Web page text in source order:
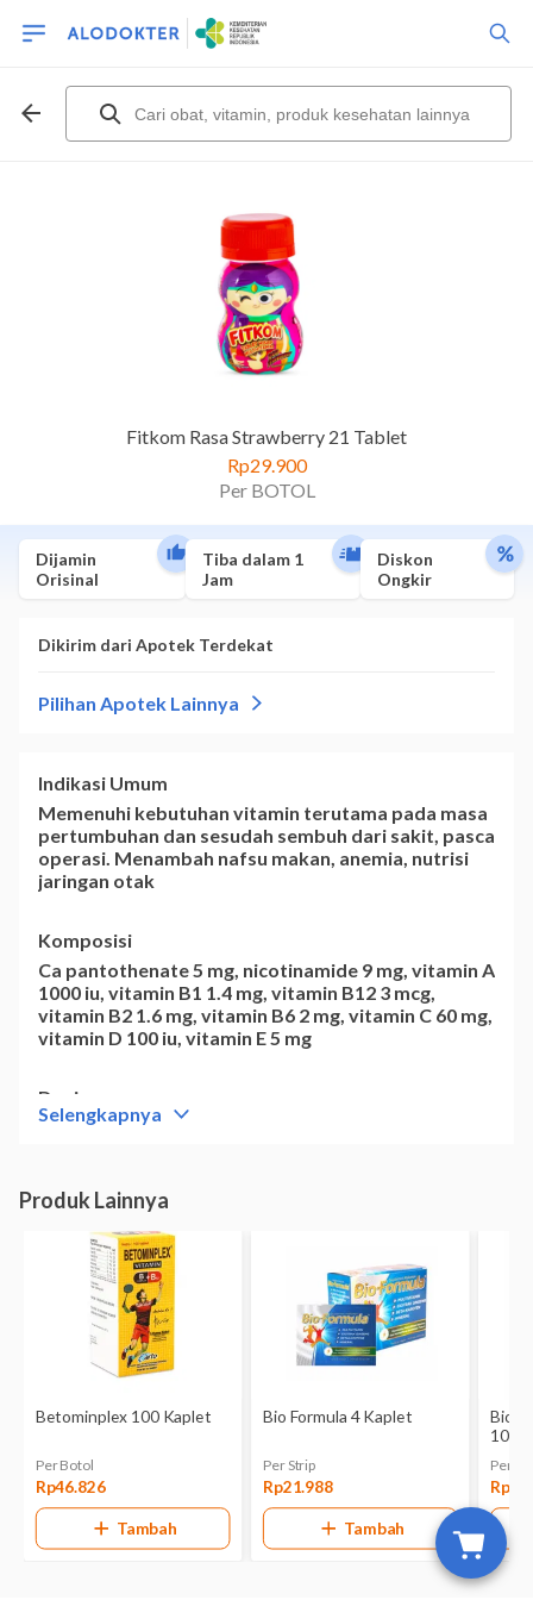
Fitkom Rasa Strawberry 21 Tablet
Rp29.900
Per BOTOL
Dijamin
Orisinal
Tiba dalam 1
Jam
Diskon
Ongkir
Indikasi Umum
Memenuhi kebutuhan vitamin terutama pada masa
pertumbuhan dan sesudah sembuh dari sakit, pasca
operasi. Menambah nafsu makan, anemia, nutrisi
jaringan otak
Komposisi
Ca pantothenate 5 mg, nicotinamide 9 mg, vitamin A
1000 iu, vitamin B1 1.4 mg, vitamin B12 3 mcg,
vitamin B2 1.6 mg, vitamin B6 2 mg, vitamin C 60 mg,
vitamin D 100 iu, vitamin E 5 mg
Dosis
Dewasa dan anak : 1 tablet/hari
Aturan Pakai
Dapat diberikan bersama makanan agar diabsorpsi
lebih baik atau jika timbul rasa tidak nyaman pada
Kontra Indikasi
Hipersensitif
Efek Samping
Kemasan
Tablet Kunyah (Rasa Strawberry) 21 Tablet
Selengkapnya